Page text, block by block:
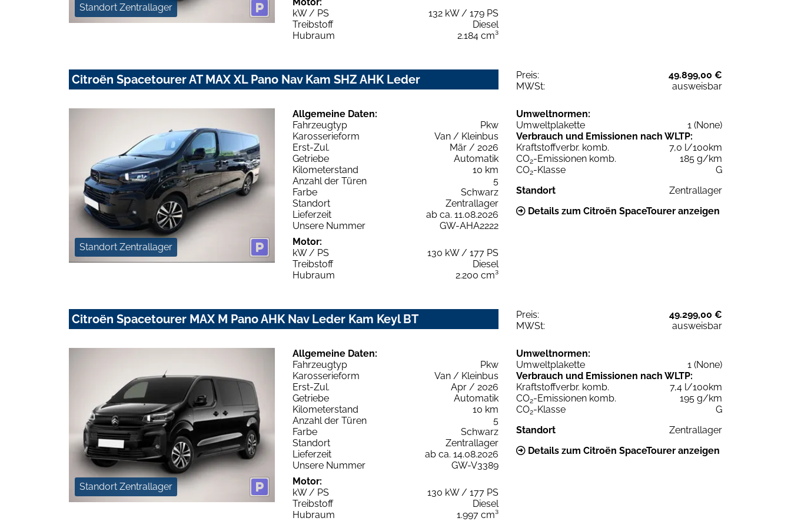
Standort Zentrallager
kW / PS
132 kW / 179 PS
Treibstoff
Diesel
Hubraum
2.184 cm³
Citroën Spacetourer AT MAX XL Pano Nav Kam SHZ AHK Leder Preis:
49.899,00 €
MWSt:
ausweisbar
Standort Zentrallager
Allgemeine Daten:
Fahrzeugtyp
Pkw
Karosserieform
Van / Kleinbus
Erst-Zul.
Mär / 2026
Getriebe
Automatik
Kilometerstand
10 km
Anzahl der Türen
5
Farbe
Schwarz
Standort
Zentrallager
Lieferzeit
ab ca. 11.08.2026
Unsere Nummer
GW-AHA2222
Motor:
kW / PS
130 kW / 177 PS
Treibstoff
Diesel
Hubraum
2.200 cm³
Umweltnormen:
Umweltplakette
1 (None)
Verbrauch und Emissionen nach WLTP:
Kraftstoffverbr. komb.
7,0 l/100km
CO2-Emissionen komb.
185 g/km
CO2-Klasse
G
Standort
Zentrallager
Details zum Citroën SpaceTourer anzeigen
Citroën Spacetourer MAX M Pano AHK Nav Leder Kam Keyl BT Preis:
49.299,00 €
MWSt:
ausweisbar
Standort Zentrallager
Allgemeine Daten:
Fahrzeugtyp
Pkw
Karosserieform
Van / Kleinbus
Erst-Zul.
Apr / 2026
Getriebe
Automatik
Kilometerstand
10 km
Anzahl der Türen
5
Farbe
Schwarz
Standort
Zentrallager
Lieferzeit
ab ca. 14.08.2026
Unsere Nummer
GW-V3389
Motor:
kW / PS
130 kW / 177 PS
Treibstoff
Diesel
Hubraum
1.997 cm³
Umweltnormen:
Umweltplakette
1 (None)
Verbrauch und Emissionen nach WLTP:
Kraftstoffverbr. komb.
7,4 l/100km
CO2-Emissionen komb.
195 g/km
CO2-Klasse
G
Standort
Zentrallager
Details zum Citroën SpaceTourer anzeigen